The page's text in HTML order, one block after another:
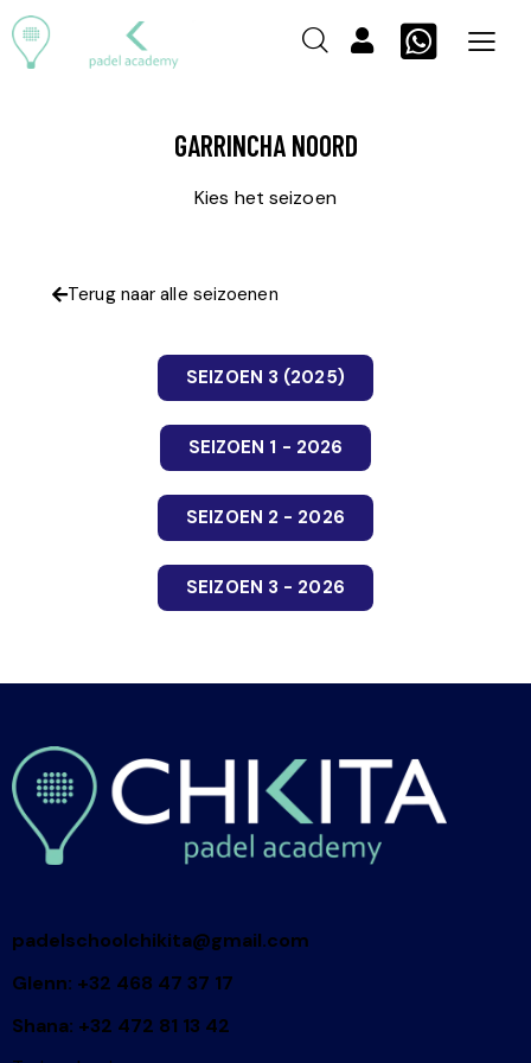
GARRINCHA NOORD
Kies het seizoen
Terug naar alle seizoenen
SEIZOEN 3 (2025)
SEIZOEN 1 - 2026
SEIZOEN 2 - 2026
SEIZOEN 3 - 2026
padelschoolchikita@gmail.com
Glenn: +32 468 47 37 17
Shana: +32 472 81 13 42